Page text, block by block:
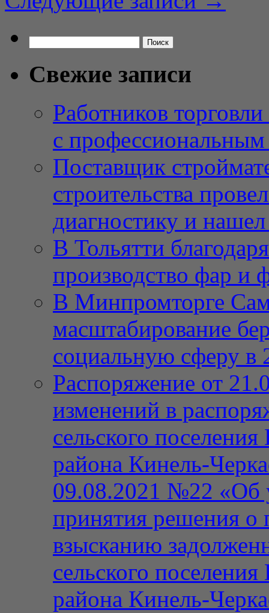
Свежие записи
Работников
с
Поставщик
строительства
диагностику и
В Тольятти
производство фар и
В Минпромторге
масштабирование
социальную сферу в
Распоряжение от
изменений в
сельского
района Кинель-
09.08.2021 №22 «Об
принятия решения о
взысканию
сельского
района Кинель-